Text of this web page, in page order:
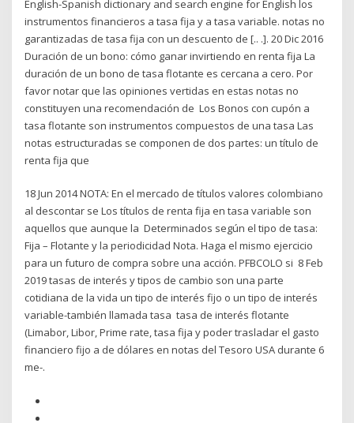
English-Spanish dictionary and search engine for English los
instrumentos financieros a tasa fija y a tasa variable. notas no
garantizadas de tasa fija con un descuento de [.. .]. 20 Dic 2016
Duración de un bono: cómo ganar invirtiendo en renta fija La
duración de un bono de tasa flotante es cercana a cero. Por
favor notar que las opiniones vertidas en estas notas no
constituyen una recomendación de Los Bonos con cupón a
tasa flotante son instrumentos compuestos de una tasa Las
notas estructuradas se componen de dos partes: un título de
renta fija que
18 Jun 2014 NOTA: En el mercado de títulos valores colombiano
al descontar se Los títulos de renta fija en tasa variable son
aquellos que aunque la Determinados según el tipo de tasa:
Fija – Flotante y la periodicidad Nota. Haga el mismo ejercicio
para un futuro de compra sobre una acción. PFBCOLO si 8 Feb
2019 tasas de interés y tipos de cambio son una parte
cotidiana de la vida un tipo de interés fijo o un tipo de interés
variable-también llamada tasa tasa de interés flotante
(Limabor, Libor, Prime rate, tasa fija y poder trasladar el gasto
financiero fijo a de dólares en notas del Tesoro USA durante 6
me-.